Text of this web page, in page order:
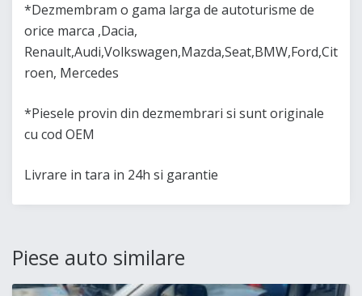
*Dezmembram o gama larga de autoturisme de
orice marca ,Dacia,
Renault,Audi,Volkswagen,Mazda,Seat,BMW,Ford,Cit
roen, Mercedes
*Piesele provin din dezmembrari si sunt originale
cu cod OEM
Livrare in tara in 24h si garantie
Piese auto similare